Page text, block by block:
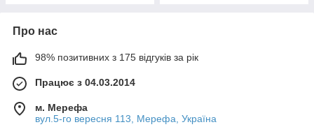
Про нас
98% позитивних з 175 відгуків за рік
Працює з 04.03.2014
м. Мерефа
вул.5-го вересня 113, Мерефа, Україна